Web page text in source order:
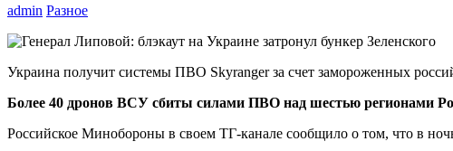
admin Разное
Украина получит системы ПВО Skyranger за счет замороженных
Более 40 дронов ВСУ сбиты силами ПВО над шестью регионами
Российское Минобороны в своем ТГ-канале сообщило о том, что в